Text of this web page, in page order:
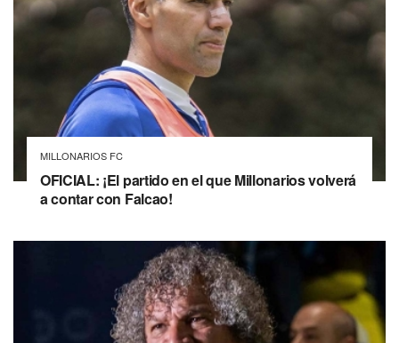
MILLONARIOS FC
OFICIAL: ¡El partido en el que Millonarios volverá
a contar con Falcao!